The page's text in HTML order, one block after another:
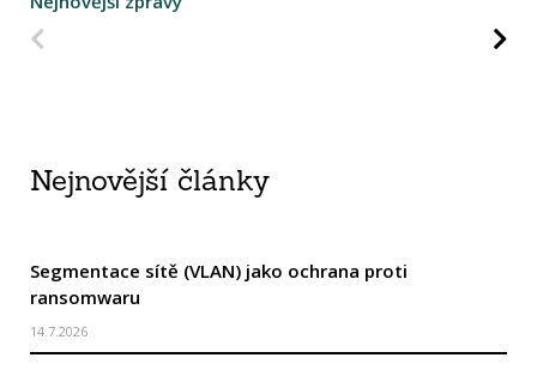
Nejnovější články
Segmentace sítě (VLAN) jako ochrana proti
ransomwaru
14.7.2026